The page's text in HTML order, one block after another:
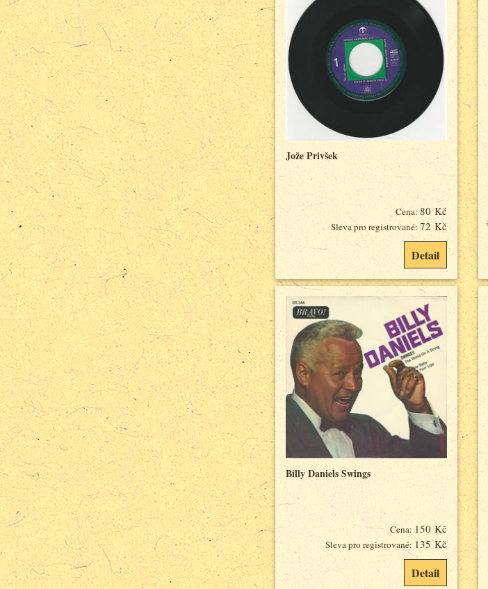
Jože Privšek
Cena: 80 Kč
Sleva pro registrované: 72 Kč
Detail
Billy Daniels Swings
Cena: 150 Kč
Sleva pro registrované: 135 Kč
Detail